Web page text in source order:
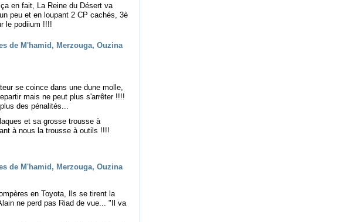
en fait, La Reine du Désert va
peu et en loupant 2 CP cachés, 3è
le podiium !!!!
se coince dans une dune molle,
mais ne peut plus s'arrêter !!!!
des pénalités...
et sa grosse trousse à
à nous la trousse à outils !!!!
en Toyota, Ils se tirent la
ne perd pas Riad de vue... "Il va